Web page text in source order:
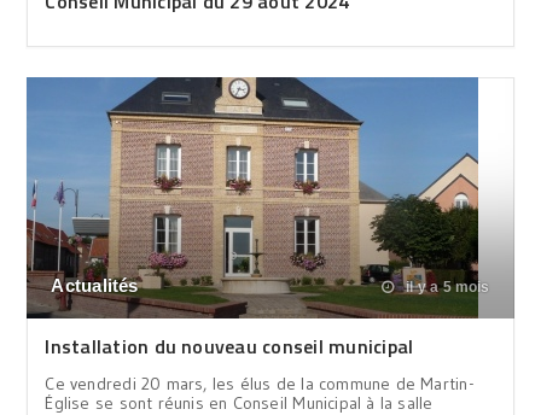
Actualités il y a 5 mois
Installation du nouveau conseil municipal
Ce vendredi 20 mars, les élus de la commune de Martin-
Église se sont réunis en Conseil Municipal à la salle